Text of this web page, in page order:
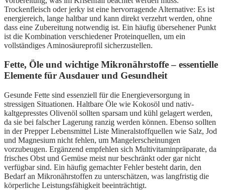
Trockenfleisch oder jerky ist eine hervorragende Alternative: Es ist
energiereich, lange haltbar und kann direkt verzehrt werden, ohne
dass eine Zubereitung notwendig ist. Ein häufig übersehener Punkt
ist die Kombination verschiedener Proteinquellen, um ein
vollständiges Aminosäureprofil sicherzustellen.
Fette, Öle und wichtige Mikronährstoffe – essentielle
Elemente für Ausdauer und Gesundheit
Gesunde Fette sind essenziell für die Energieversorgung in
stressigen Situationen. Haltbare Öle wie Kokosöl und nativ-
kaltgepresstes Olivenöl sollten sparsam und kühl gelagert werden,
da sie bei falscher Lagerung ranzig werden können. Ebenso sollten
in der Prepper Lebensmittel Liste Mineralstoffquellen wie Salz, Jod
und Magnesium nicht fehlen, um Mangelerscheinungen
vorzubeugen. Ergänzend empfehlen sich Multivitaminpräparate, da
frisches Obst und Gemüse meist nur beschränkt oder gar nicht
verfügbar sind. Ein häufig gemachter Fehler besteht darin, den
Bedarf an Mikronährstoffen zu unterschätzen, was langfristig die
körperliche Leistungsfähigkeit beeinträchtigt.